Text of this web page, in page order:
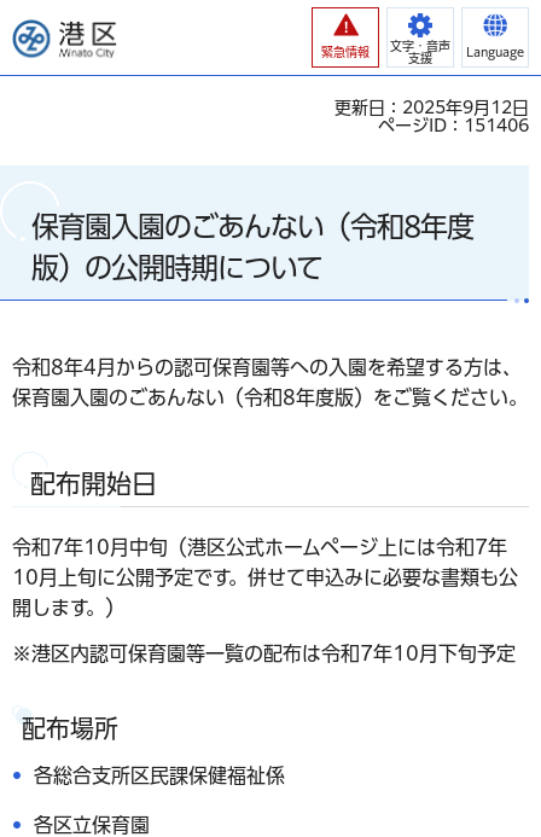
港区
緊急情報
文字・音声
支援
Language
更新日：2025年9月12日
ページID：151406
保育園入園のごあんない（令和8年度
版）の公開時期について
令和8年4月からの認可保育園等への入園を希望する方は、
保育園入園のごあんない（令和8年度版）をご覧ください。
配布開始日
令和7年10月中旬（港区公式ホームページ上には令和7年
10月上旬に公開予定です。併せて申込みに必要な書類も公
開します。）
※港区内認可保育園等一覧の配布は令和7年10月下旬予定
配布場所
各総合支所区民課保健福祉係
各区立保育園